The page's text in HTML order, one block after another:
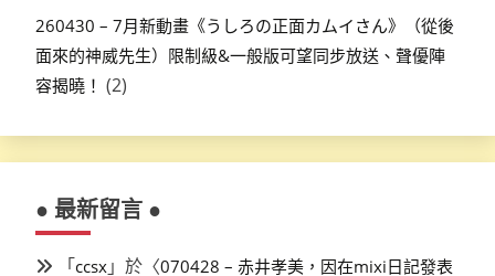
260430 – 7月新動畫《うしろの正面カムイさん》（從後
面來的神威先生）限制級&一般版可望同步放送、聲優陣
容揭曉！ (2)
● 最新留言 ●
「ccsx 」於〈070428 – 赤井孝美，因在mixi日記發表